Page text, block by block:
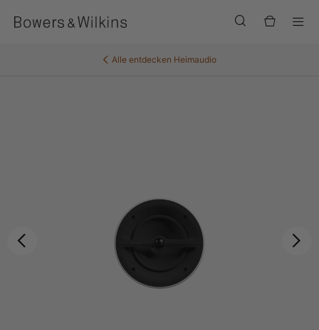
Alle entdecken Heimaudio